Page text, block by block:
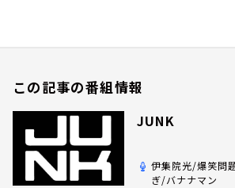
この記事の番組情報
JUNK
伊集院光/爆笑問
ぎ/バナナマン